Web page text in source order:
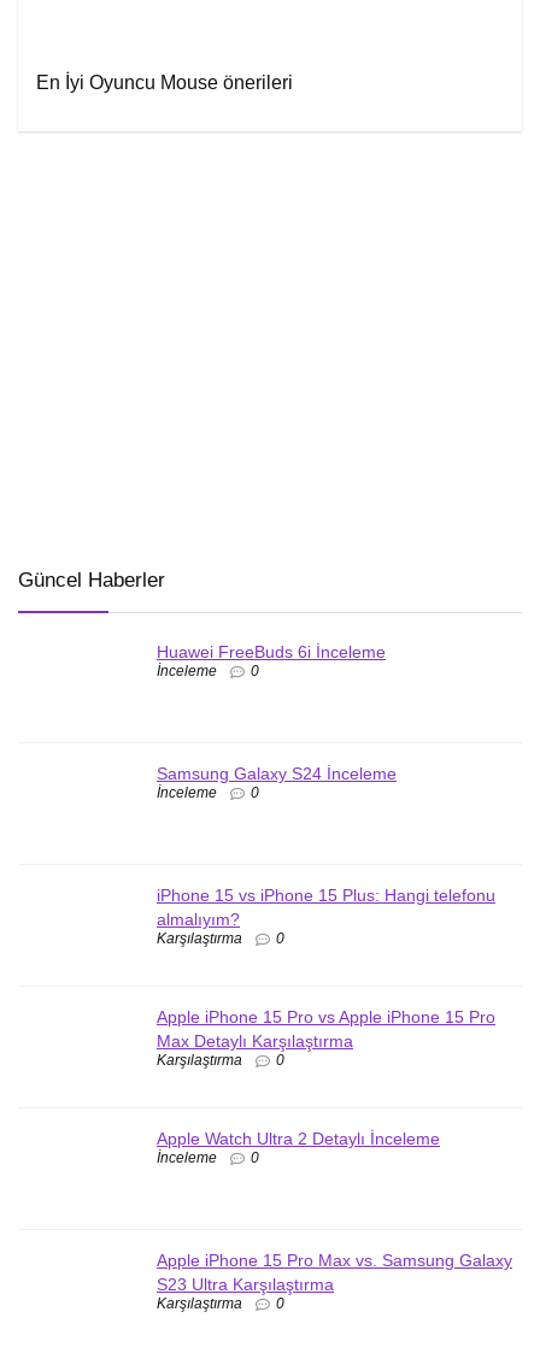
En İyi Oyuncu Mouse önerileri
Güncel Haberler
Huawei FreeBuds 6i İnceleme
İnceleme 0
Samsung Galaxy S24 İnceleme
İnceleme 0
iPhone 15 vs iPhone 15 Plus: Hangi telefonu
almalıyım?
Karşılaştırma 0
Apple iPhone 15 Pro vs Apple iPhone 15 Pro
Max Detaylı Karşılaştırma
Karşılaştırma 0
Apple Watch Ultra 2 Detaylı İnceleme
İnceleme 0
Apple iPhone 15 Pro Max vs. Samsung Galaxy
S23 Ultra Karşılaştırma
Karşılaştırma 0